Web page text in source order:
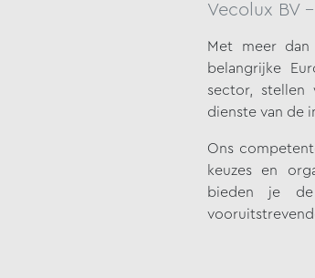
Vecolux BV
Met meer
belangrijke
sector, stellen
dienste van de
Ons
keuzes en
bieden je